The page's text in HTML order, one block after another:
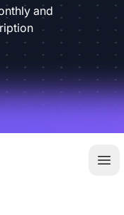
and
メ